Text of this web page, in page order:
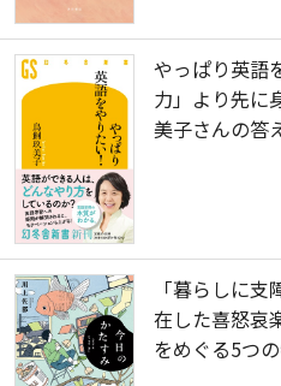
やっぱり英語
力」より先
美子さんの答
「暮らしに
在した喜怒哀
をめぐる5つの